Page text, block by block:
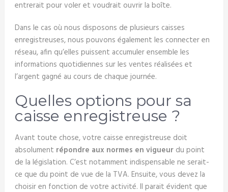
entrerait pour voler et voudrait ouvrir la boîte.
Dans le cas où nous disposons de plusieurs caisses
enregistreuses, nous pouvons également les connecter en
réseau, afin qu’elles puissent accumuler ensemble les
informations quotidiennes sur les ventes réalisées et
l’argent gagné au cours de chaque journée.
Quelles options pour sa
caisse enregistreuse ?
Avant toute chose, votre caisse enregistreuse doit
absolument répondre aux normes en vigueur du point
de la législation. C’est notamment indispensable ne serait-
ce que du point de vue de la TVA. Ensuite, vous devez la
choisir en fonction de votre activité. Il parait évident que